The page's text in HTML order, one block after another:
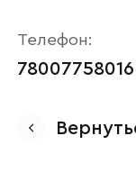
Телефон:
78007758016
Ваше